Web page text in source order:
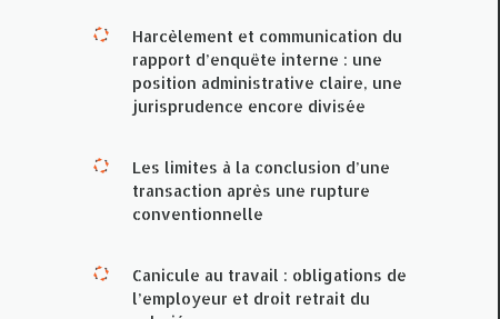
Harcèlement et communication du
rapport d’enquête interne : une
position administrative claire, une
jurisprudence encore divisée
Les limites à la conclusion d’une
transaction après une rupture
conventionnelle
Canicule au travail : obligations de
l’employeur et droit retrait du